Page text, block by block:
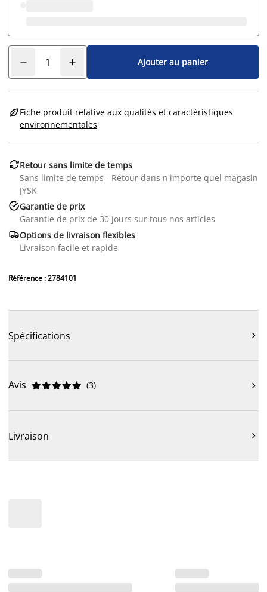
Ajouter au panier
Fiche produit relative aux qualités et caractéristiques
environnementales
Retour sans limite de temps
Sans limite de temps - Retour dans n'importe quel magasin
JYSK
Garantie de prix
Garantie de prix de 30 jours sur tous nos articles
Options de livraison flexibles
Livraison facile et rapide
Référence : 2784101
Spécifications 
Avis 




 (3) 
Livraison 